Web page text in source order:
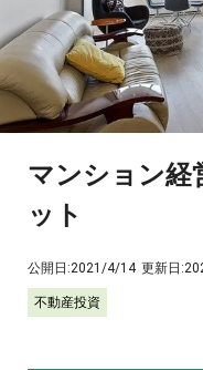
マンション経
ット
公開日:2021/4/14 更新日:
不動産投資